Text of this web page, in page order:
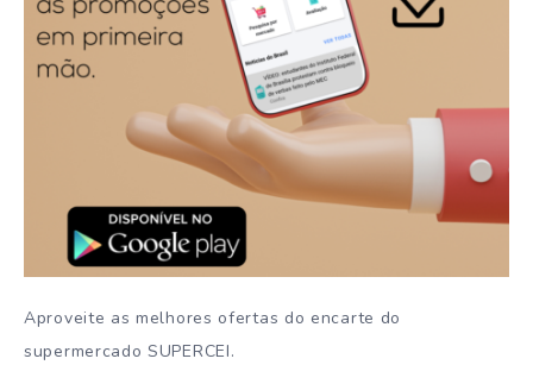
Aproveite as melhores ofertas do encarte do
supermercado SUPERCEI.